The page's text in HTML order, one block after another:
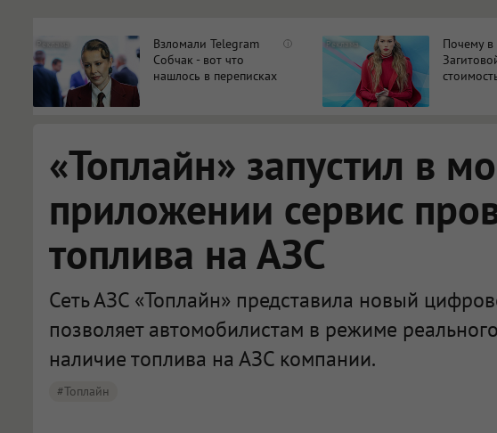
i
Взломали Telegram
Собчак - вот что
нашлось в переписках
Почему
«Топлайн» запустил в
приложении сервис
топлива на АЗС
Сеть АЗС «Топлайн» представила новый
позволяет автомобилистам в режиме
наличие топлива на АЗС компании.
#Топлайн